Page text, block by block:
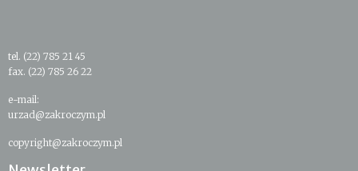
tel. (22) 785 21 45
fax. (22) 785 26 22
e-mail:
urzad@zakroczym.pl
copyright@zakroczym.pl